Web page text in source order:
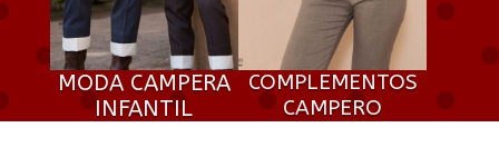
MODA CAMPERA
INFANTIL
COMPLEMENTOS
CAMPERO